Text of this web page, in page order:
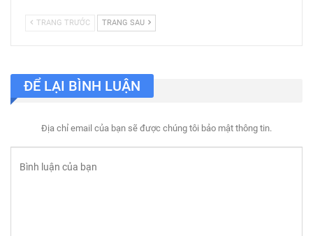
TRANG TRƯỚC TRANG SAU
ĐỂ LẠI BÌNH LUẬN
Địa chỉ email của bạn sẽ được chúng tôi bảo mật thông tin.